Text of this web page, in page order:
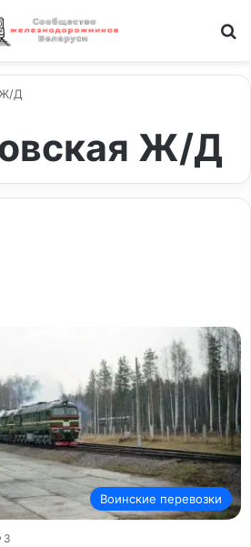
Ж/Д
Ж/Д
Воинские перевозки
3